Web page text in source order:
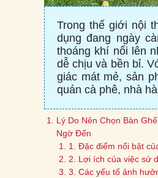
Trong thế giới nội
dụng đang ngày
thoáng khí nổi lên
dễ chịu và bền bỉ.
giác mát mẻ, sản
quán cà phê, nhà
Lý Do Nên Chọn Bàn
Ngờ Đến
1. Đặc điểm nổi bật
2. Lợi ích của việc sử
3. Các yếu tố ảnh